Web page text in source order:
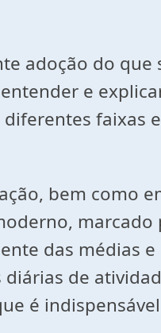
adoção do que
e
faixas
bem como
das médias
de
é